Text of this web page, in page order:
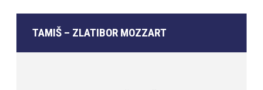
TAMIŠ – ZLATIBOR MOZZART